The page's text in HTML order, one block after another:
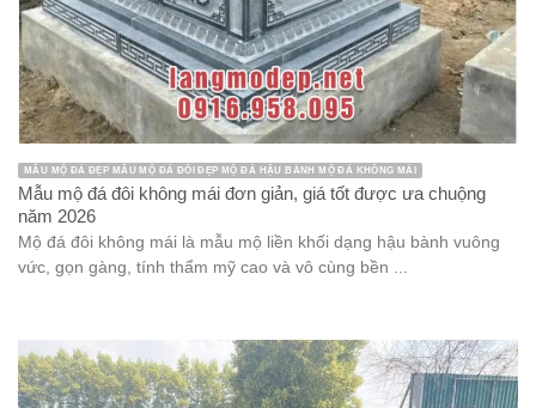
MẪU MỘ ĐÁ ĐẸP MẪU MỘ ĐÁ ĐÔI ĐẸP MỘ ĐÁ HẬU BÀNH MỘ ĐÁ KHÔNG MÁI
Mẫu mộ đá đôi không mái đơn giản, giá tốt được ưa chuộng
năm 2026
Mộ đá đôi không mái là mẫu mộ liền khối dạng hậu bành vuông
vức, gọn gàng, tính thẩm mỹ cao và vô cùng bền ...